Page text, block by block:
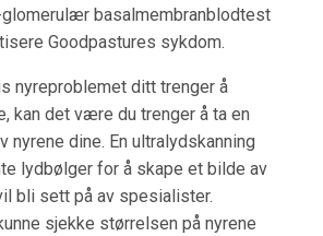
glomerulær basalmembranblodtest
Goodpastures sykdom.
nyreproblemet ditt trenger å
kan det være du trenger å ta en
nyrene dine. En ultralydskanning
lydbølger for å skape et bilde av
bli sett på av spesialister.
sjekke størrelsen på nyrene